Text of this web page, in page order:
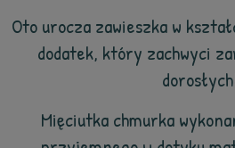
Oto urocza zawieszka w
dodatek, który zachwyci
Mięciutka chmurka